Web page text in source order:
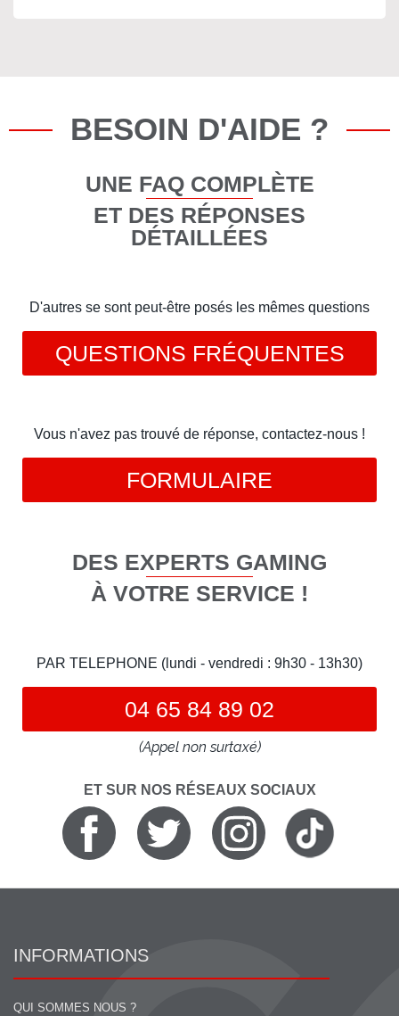
BESOIN D'AIDE ?
UNE FAQ COMPLÈTE
ET DES RÉPONSES
DÉTAILLÉES
D'autres se sont peut-être posés les mêmes questions
QUESTIONS FRÉQUENTES
Vous n'avez pas trouvé de réponse, contactez-nous !
FORMULAIRE
DES EXPERTS GAMING
À VOTRE SERVICE !
PAR TELEPHONE (lundi - vendredi : 9h30 - 13h30)
04 65 84 89 02
(Appel non surtaxé)
ET SUR NOS RÉSEAUX SOCIAUX
INFORMATIONS
QUI SOMMES NOUS ?